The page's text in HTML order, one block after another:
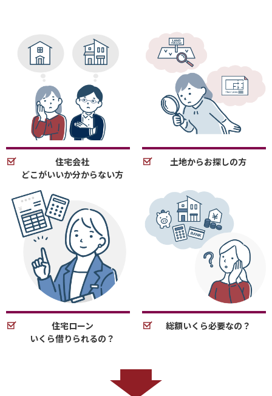
住宅会社
どこがいいか分からない方
土地からお探しの方
住宅ローン
いくら借りられるの？
総額いくら必要なの？